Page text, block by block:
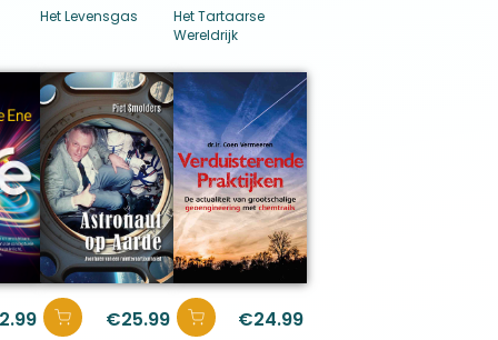
Het Levensgas
Het Tartaarse
Wereldrijk
€25.99 €24.99